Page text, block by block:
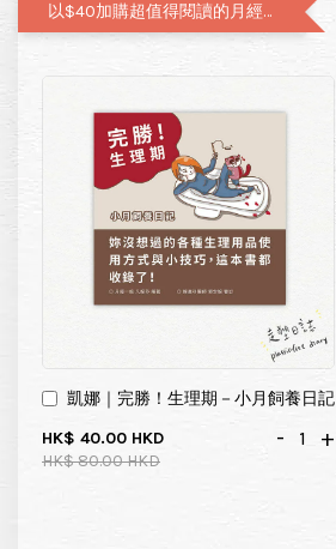
以$40加購超值得閱讀的月經圖文書—小月飼養日記
凱娜｜完勝！生理期－小月飼養日記
HK$ 40.00 HKD
HK$ 80.00 HKD
- +